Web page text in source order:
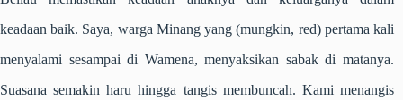
keadaan baik. Saya, warga Minang yang (mungkin, red) pertama kali
menyalami sesampai di Wamena, menyaksikan sabak di matanya.
Suasana semakin haru hingga tangis membuncah. Kami menangis